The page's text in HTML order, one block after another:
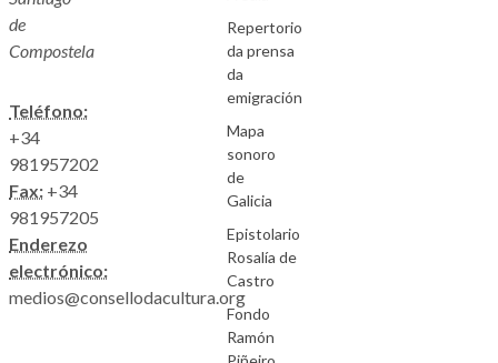
de
Compostela
Teléfono:
+34
981957202
Fax: +34
981957205
Enderezo
electrónico:
medios@consellodacultura.org
Repertorio
da prensa
da
emigración
Mapa
sonoro
de
Galicia
Epistolario
Rosalía de
Castro
Fondo
Ramón